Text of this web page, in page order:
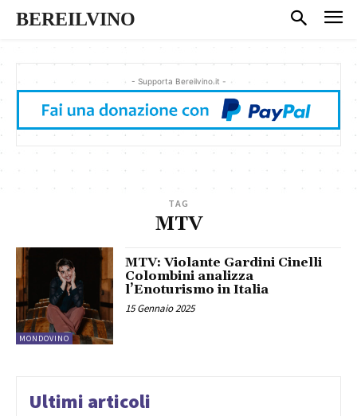
BEREILVINO
- Supporta Bereilvino.it -
TAG
MTV
MONDOVINO
MTV: Violante Gardini Cinelli
Colombini analizza
l’Enoturismo in Italia
15 Gennaio 2025
Ultimi articoli